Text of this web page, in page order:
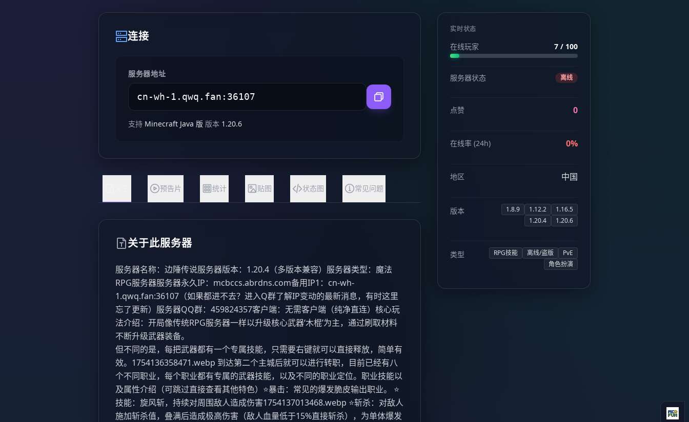
连接
服务器地址
支持 Minecraft Java 版 版本 1.20.6
预告片 统计 贴图 状态图 常见问题
关于此服务器
​ 服务器名称：边陲传说​ 服务器版本：1.20.4（多版本兼容）​ 服务器类型：魔法
RPG服务器​ 服务器永久IP：mcbccs.abrdns.com​ 备用IP1：cn-wh-
1.qwq.fan:36107​ （如果都进不去？进入Q群了解IP变动的最新消息，有时这里
忘了更新）​ 服务器QQ群：459824357​ 客户端：无需客户端（纯净直连）​ ​ 核心玩
法介绍：​ ​ 开局像传统RPG服务器一样以升级核心武器‘木棍’为主，通过刷取材料
不断升级武器装备。​
但不同的是，每把武器都有一个专属技能，只需要右键就可以直接释放，简单有
效。​ 1754136358471.webp 到达第二个主城后就可以进行转职，目前已经有八
个不同职业，每个职业都有专属的武器技能，以及不同的职业定位。​ ​ 职业技能以
及属性介绍（可跳过直接查看其他特色）​ ​ ⭐暴击：常见的爆发脆皮输出职业。 ⭐
技能：旋风斩，持续对周围敌人造成伤害​ 1754137013468.webp ⭐斩杀：对敌人
施加斩杀值，叠满后造成极高伤害（敌人血量低于15%直接斩杀），为单体爆发
实时状态
在线玩家 7 / 100
服务器状态 离线
点赞 0
在线率 (24h) 0%
地区 中国
版本 1.8.9 1.12.2
1.16.5
1.20.4
1.20.6
类型 RPG技能 离线/盗版
PvE
角色扮演